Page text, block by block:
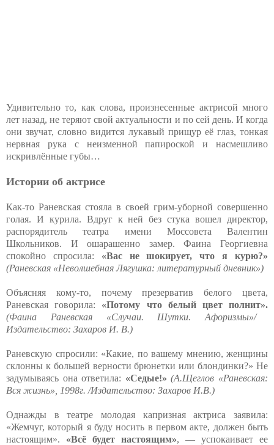
Удивительно то, как слова, произнесенные актрисой много
лет назад, не теряют свой актуальности и по сей день. И когда
они звучат, словно видится лукавый прищур её глаз, тонкая
нервная рука с неизменной папироской и насмешливо
искривлённые губы…
Истории об актрисе
Как-то Раневская стояла в своей грим-уборной совершенно
голая. И курила. Вдруг к ней без стука вошел директор,
распорядитель театра имени Моссовета Валентин
Школьников. И ошарашенно замер. Фаина Георгиевна
спокойно спросила: «Вас не шокирует, что я курю?»
(Раневская «Неволшебная Лягушка: литературный дневник»)
Объясняя кому-то, почему презерватив белого цвета,
Раневская говорила: «Потому что белый цвет полнит».
(Фаина Раневская «Случаи. Шутки. Афоризмы»/
Издательство: Захаров И. В.)
Раневскую спросили: «Какие, по вашему мнению, женщины
склонны к большей верности брюнетки или блондинки?» Не
задумываясь она ответила: «Седые!» (А.Щеглов «Раневская:
Вся жизнь», 1998г. /Издательство: Захаров И.В.)
Однажды в театре молодая капризная актриса заявила:
«Жемчуг, который я буду носить в первом акте, должен быть
настоящим». «Всё будет настоящим», — успокаивает ее